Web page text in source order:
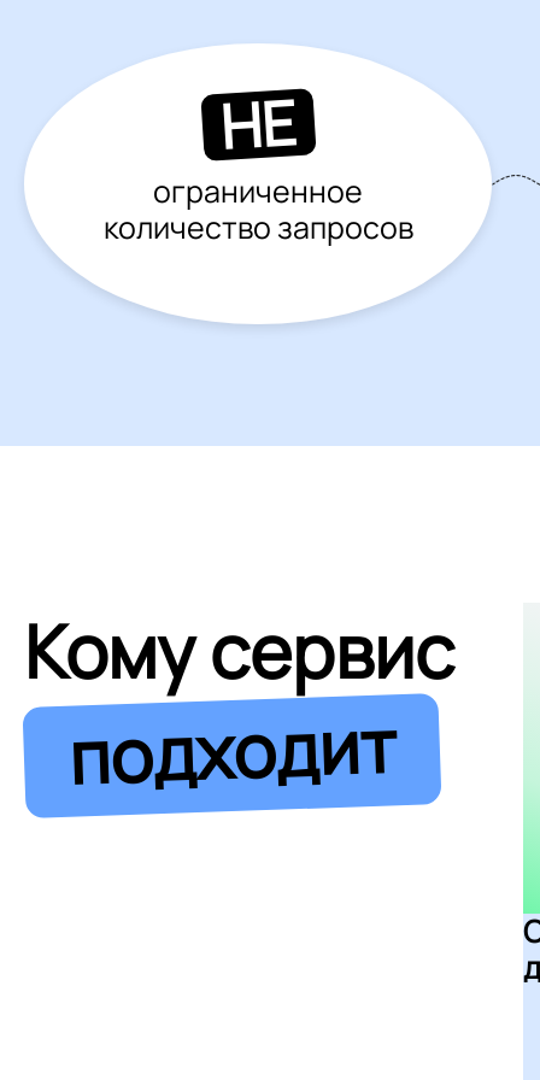
НЕ
ограниченное
количество запросов
Кому сервис
подходит